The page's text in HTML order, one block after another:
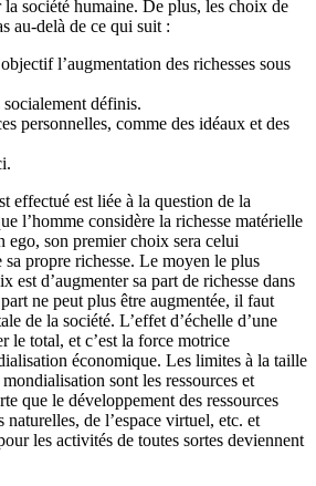
société humaine. De plus, les choix de
au-delà de ce qui suit :
l’augmentation des richesses sous
définis.
personnelles, comme des idéaux et des
effectué est liée à la question de la
l’homme considère la richesse matérielle
ego, son premier choix sera celui
sa propre richesse. Le moyen le plus
est d’augmenter sa part de richesse dans
ne peut plus être augmentée, il faut
de la société. L’effet d’échelle d’une
le total, et c’est la force motrice
économique. Les limites à la taille
sont les ressources et
que le développement des ressources
naturelles, de l’espace virtuel, etc. et
les activités de toutes sortes deviennent